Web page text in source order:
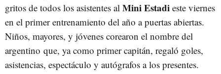
gritos de todos los asistentes al Mini Estadi este viernes
en el primer entrenamiento del año a puertas abiertas.
Niños, mayores, y jóvenes corearon el nombre del
argentino que, ya como primer capitán, regaló goles,
asistencias, espectáculo y autógrafos a los presentes.